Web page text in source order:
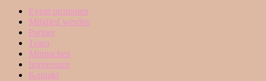
Event promoten
Mitglied werden
Partner
Team
Mitmachen
Impressum
Kontakt